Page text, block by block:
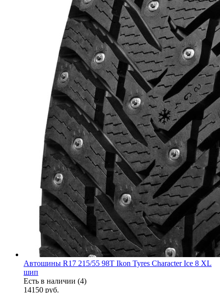
Автошины R17 215/55 98T Ikon Tyres Character Ice 8 XL
шип
Есть в наличии (4)
14150 руб.